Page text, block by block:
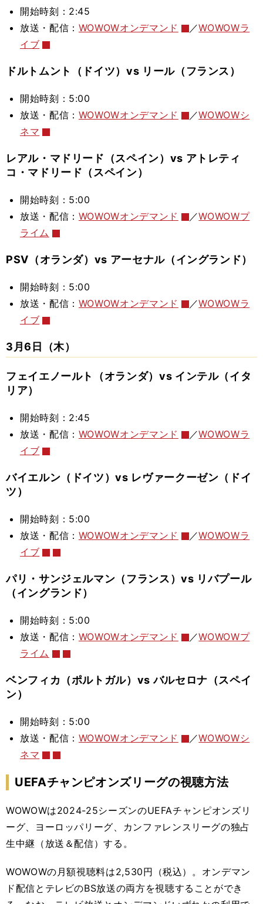
開始時刻：2:45
放送・配信： WOWOWオンデマンド ／WOWOWラ
イブ
ドルトムント（ドイツ）vs リール（フランス）
開始時刻：5:00
放送・配信： WOWOWオンデマンド ／WOWOWシ
ネマ
レアル・マドリード（スペイン）vs アトレティ
コ・マドリード（スペイン）
開始時刻：5:00
放送・配信： WOWOWオンデマンド ／WOWOWプ
ライム
PSV（オランダ）vs アーセナル（イングランド）
開始時刻：5:00
放送・配信： WOWOWオンデマンド ／WOWOWラ
イブ
3月6日（木）
フェイエノールト（オランダ）vs インテル（イタ
リア）
開始時刻：2:45
放送・配信： WOWOWオンデマンド ／WOWOWラ
イブ
バイエルン（ドイツ）vs レヴァークーゼン（ドイ
ツ）
開始時刻：5:00
放送・配信： WOWOWオンデマンド ／WOWOWラ
イブ
パリ・サンジェルマン（フランス）vs リバプール
（イングランド）
開始時刻：5:00
放送・配信： WOWOWオンデマンド ／WOWOWプ
ライム
ベンフィカ（ポルトガル）vs バルセロナ（スペイ
ン）
開始時刻：5:00
放送・配信： WOWOWオンデマンド ／WOWOWシ
ネマ
UEFAチャンピオンズリーグの視聴方法
WOWOWは2024-25シーズンのUEFAチャンピオンズリ
ーグ、ヨーロッパリーグ、
カンファレンスリーグの独占
生中継（放送＆配信）する。
WOWOWの月額視聴料は2,530円（税込）。オンデマン
ド配信とテレビのBS放送の両方を視聴することができ